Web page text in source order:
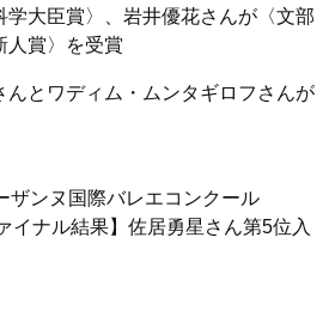
学大臣賞〉、岩井優花さんが〈文部
人賞〉を受賞
んとワディム・ムンタギロフさんが
ザンヌ国際バレエコンクール
イナル結果】佐居勇星さん第5位入